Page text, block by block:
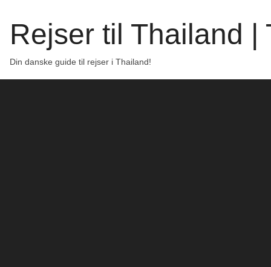
Rejser til Thailand |
Din danske guide til rejser i Thailand!